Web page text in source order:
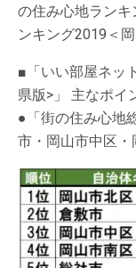
の住み心地ラン
ンキング2019＜
■「いい部屋ネッ
県版>」 主なポイ
●「街の住み心地
市・岡山市中区・